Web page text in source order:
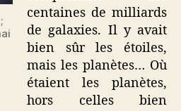
centaines de milliards
de galaxies. Il y avait
bien sûr les étoiles,
mais les planètes… Où
étaient les planètes,
hors celles bien